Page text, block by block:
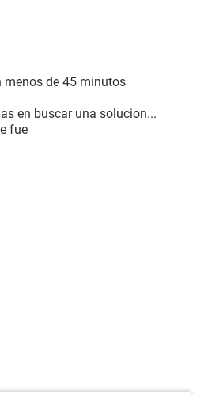
64bit SP1
menos de 45 minutos
en buscar una solucion...
fue